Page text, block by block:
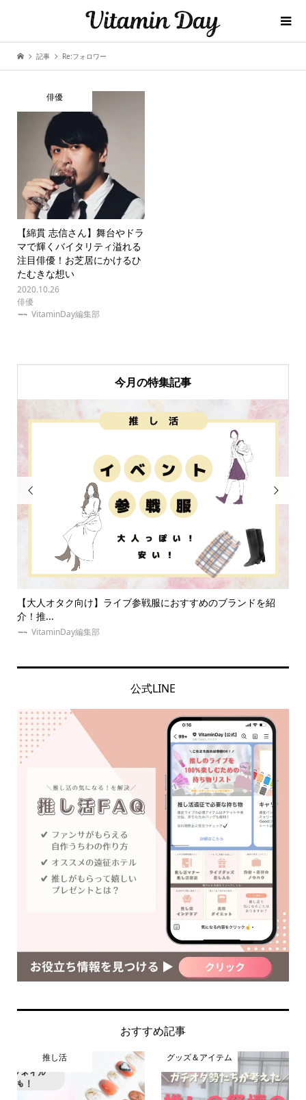
記事 Re:フォロワー
俳優
【綿貫 志信さん】舞台やドラ
マで輝くバイタリティ溢れる
注目俳優！お芝居にかけるひ
たむきな想い
2020.10.26
俳優
VitaminDay編集部
今月の特集記事

【大人オタク向け】ライブ参戦服におすすめのブランドを紹
介！推...
VitaminDay編集部

公式LINE
おすすめ記事
推し活 グッズ＆アイテム